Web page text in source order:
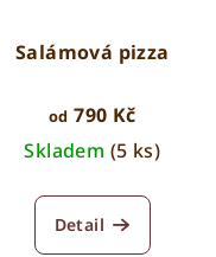
Salámová pizza
od 790 Kč
Skladem (5 ks)
Detail